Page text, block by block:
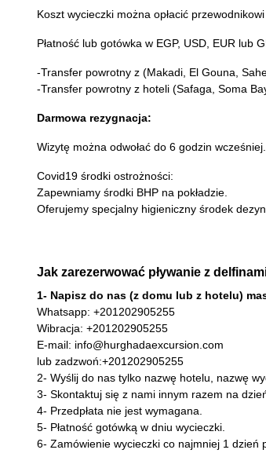
Koszt wycieczki można opłacić
Płatność lub gotówka w EGP, USD, EUR lub
-Transfer powrotny z (Makadi, El Gouna,
-Transfer powrotny z hoteli (Safaga, Soma
Darmowa rezygnacja:
Wizytę można odwołać do 6 godzin wcześniej.
Covid19 środki ostrożności:
Zapewniamy środki BHP na pokładzie.
Oferujemy specjalny higieniczny środek
Jak zarezerwować pływanie z
1- Napisz do nas (z domu lub z hotelu)
Whatsapp: +201202905255
Wibracja: +201202905255
E-mail: info@hurghadaexcursion.com
lub zadzwoń:+201202905255
2- Wyślij do nas tylko nazwę hotelu, nazwę
3- Skontaktuj się z nami innym razem na
4- Przedpłata nie jest wymagana.
5- Płatność gotówką w dniu wycieczki.
6- Zamówienie wycieczki co najmniej 1 dzień